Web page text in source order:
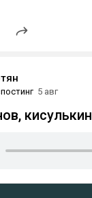
5 авг